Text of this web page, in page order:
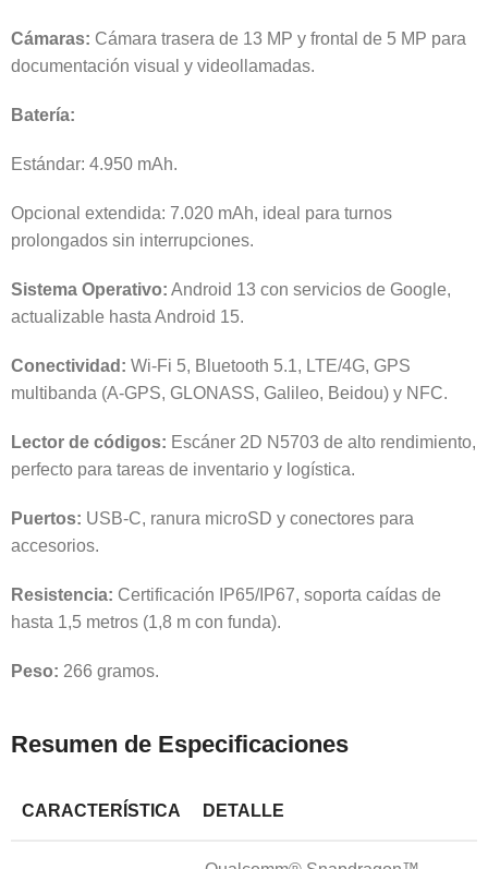
Cámaras: Cámara trasera de 13 MP y frontal de 5 MP para
documentación visual y videollamadas.
Batería:
Estándar: 4.950 mAh.
Opcional extendida: 7.020 mAh, ideal para turnos
prolongados sin interrupciones.
Sistema Operativo: Android 13 con servicios de Google,
actualizable hasta Android 15.
Conectividad: Wi-Fi 5, Bluetooth 5.1, LTE/4G, GPS
multibanda (A-GPS, GLONASS, Galileo, Beidou) y NFC.
Lector de códigos: Escáner 2D N5703 de alto rendimiento,
perfecto para tareas de inventario y logística.
Puertos: USB-C, ranura microSD y conectores para
accesorios.
Resistencia: Certificación IP65/IP67, soporta caídas de
hasta 1,5 metros (1,8 m con funda).
Peso: 266 gramos.
Resumen de Especificaciones
CARACTERÍSTICA DETALLE